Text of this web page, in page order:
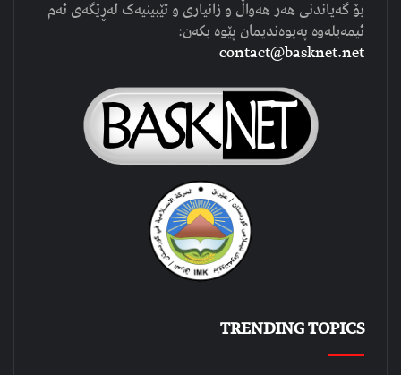
بۆ گەیاندنی هەر هەواڵ و زانیاری و تێبینیەک لەڕێگەی ئەم
ئیمەیلەوە پەیوەندیمان پێوە بکەن:
contact@basknet.net
TRENDING TOPICS